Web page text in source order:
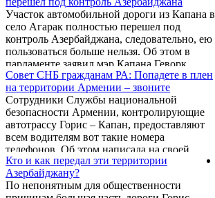
общины Капан Геворг Парсян, сообщает
News.am.
Участок автомобильной дороги из Капана в
село Агарак полностью перешел под
контроль Азербайджана, следовательно, ею
пользоваться больше нельзя. Об этом в
парламенте заявил мэр Капана Геворк
Парсян. Он отметил, что дороги Капан-
Горис, Капан-Чакатен продолжают
функционировать, но и здесь остро стоит
вопрос безопасности.
Совет CНБ гражданам РА: Попадете в плен
на территории Армении – звоните
Сотрудники Службы национальной
безопасности Армении, контролирующие
автотрассу Горис – Капан, предоставляют
всем водителям вот такие номера
телефонов. Об этом написала на своей
странице в «Facebook» преподаватель ЕГУ,
глава Центра стратегических исследований
Альвина Агабабян. Она, в частности,
Кто и как передал эти территории
Азербайджану?
По непонятным для общественности